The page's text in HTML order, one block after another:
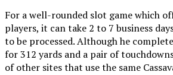
For a well-rounded slot game which
players, it can take 2 to 7 business
to be processed. Although he
for 312 yards and a pair of
of other sites that use the same